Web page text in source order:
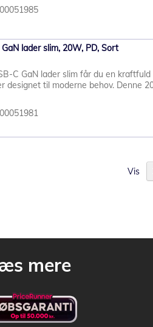
lader slim, 20W, PD, Sort
C GaN lader slim får du en kraftfuld
designet til moderne behov. Denne
Vis
mere